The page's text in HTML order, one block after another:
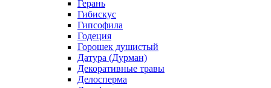
Герань
Гибискус
Гипсофила
Годеция
Горошек душистый
Датура (Дурман)
Декоративные травы
Делосперма